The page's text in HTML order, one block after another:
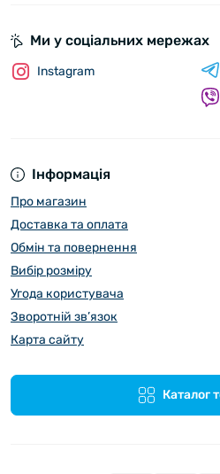
Інформація
Про магазин
Доставка та оплата
Обмін та повернення
Вибір розміру
Угода користувача
Зворотній зв’язок
Карта сайту
Каталог
Ми у соціальних мережах
Instagram